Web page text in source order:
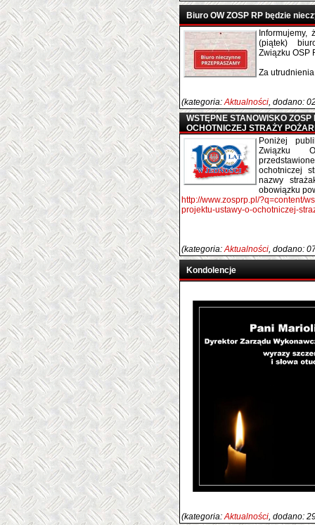
Biuro OW ZOSP RP będzie
(piątek)
Związku OSP
Za
(kategoria:Aktualności, dodano:
WSTĘPNE STANOWISKO
OCHOTNICZEJ STRAŻY
Poniżej
Związku
ochotniczej
nazwy
obowiązku
http://www.zosprp.pl/?q=content/
projektu-ustawy-o-ochotniczej-
(kategoria:Aktualności, dodano:
Kondolencje
(kategoria:Aktualności, dodano: